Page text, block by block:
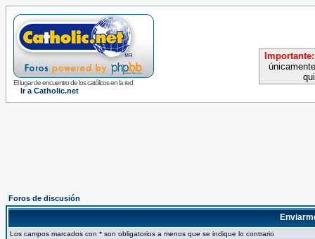
El lugar de encuentro de los católicos en la red
Ir a Catholic.net
Importante:
Foros de discusión
Los campos marcados con * son obligatorios a menos que se indique lo contrario